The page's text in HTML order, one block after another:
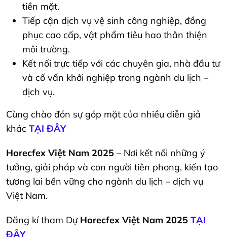
tiền mặt.
Tiếp cận dịch vụ vệ sinh công nghiệp, đồng
phục cao cấp, vật phẩm tiêu hao thân thiện
môi trường.
Kết nối trực tiếp với các chuyên gia, nhà đầu tư
và cố vấn khởi nghiệp trong ngành du lịch –
dịch vụ.
Cùng chào đón sự góp mặt của nhiều diễn giả
khác TẠI ĐÂY
Horecfex Việt Nam 2025 – Nơi kết nối những ý
tưởng, giải pháp và con người tiên phong, kiến tạo
tương lai bền vững cho ngành du lịch – dịch vụ
Việt Nam.
Đăng kí tham Dự Horecfex Việt Nam 2025 TẠI
ĐÂY